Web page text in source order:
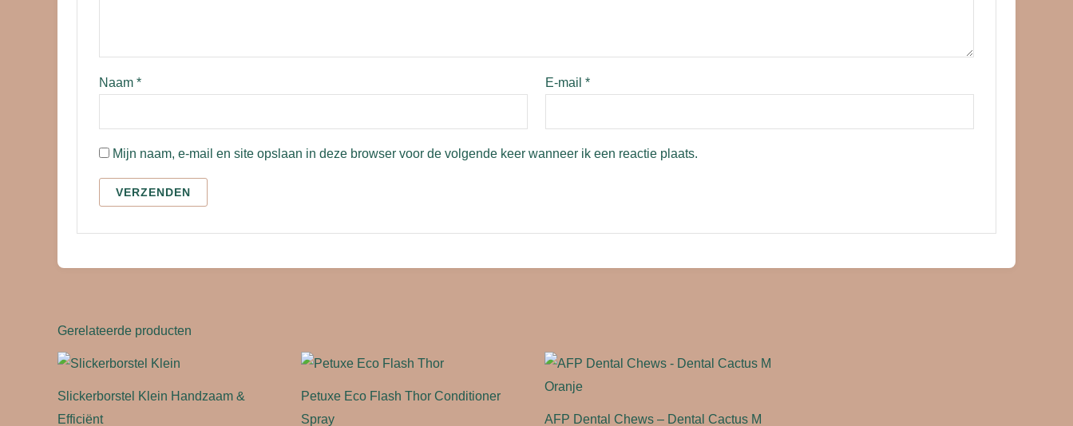
Naam * E-mail *
Mijn naam, e-mail en site opslaan in deze browser voor de volgende keer wanneer ik een reactie plaats.
Gerelateerde producten
Slickerborstel Klein Handzaam &
Efficiënt
Petuxe Eco Flash Thor Conditioner
Spray
AFP Dental Chews – Dental Cactus M